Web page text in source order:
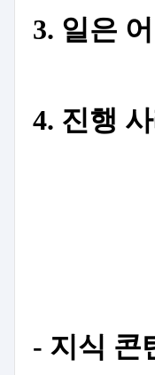
3. 일은
4. 진행
- 지식 콘